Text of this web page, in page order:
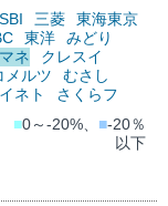
SBI 三菱
東海東京
東洋
みどり
マネ
クレスイ
メルツ
むさし
ネト
さくらフ
■0～-20%、 ■-20％
以下